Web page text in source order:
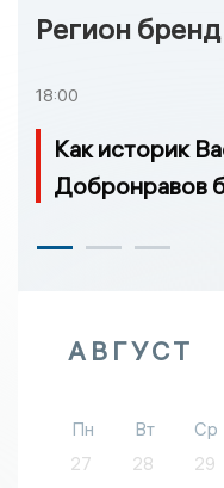
Регион бренд
18:00
Как историк
Добронравов
АВГУСТ
Пн Вт Ср
27
28 29